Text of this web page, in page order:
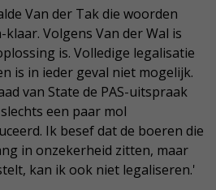
Van der Tak die woorden
Volgens Van der Wal is
is. Volledige legalisatie
is in ieder geval niet mogelijk.
van State de PAS-uitspraak
een paar mol
Ik besef dat de boeren die
in onzekerheid zitten, maar
kan ik ook niet legaliseren.'